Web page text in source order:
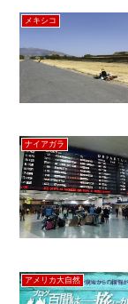
メキシコ
ナイアガラ
アメリカ大自然